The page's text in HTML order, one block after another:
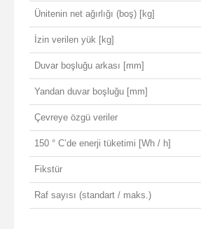
Ünitenin net ağırlığı (boş) [kg]
İzin verilen yük [kg]
Duvar boşluğu arkası [mm]
Yandan duvar boşluğu [mm]
Çevreye özgü veriler
150 ° C’de enerji tüketimi [Wh / h]
Fikstür
Raf sayısı (standart / maks.)